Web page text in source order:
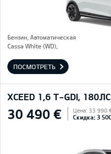
Бензин, Автоматическая
Cassa White (WD),
ПОСМОТРЕТЬ
XCEED 1,6 T-GDI, 180ЛС
30 490 € Цена: 33 990
Скидка: 3